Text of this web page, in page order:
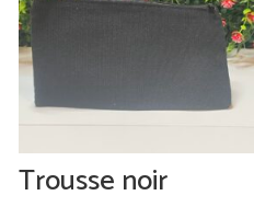
Trousse noir